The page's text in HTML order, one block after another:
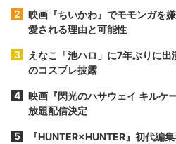
映画『ちいかわ』でモモンガを
愛される理由と可能性
えなこ「池ハロ」に7年ぶりに
のコスプレ披露
映画『閃光のハサウェイ キルケ
放題配信決定
『HUNTER×HUNTER』初代